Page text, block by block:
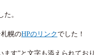
。
幌のHPのリンク でした！
す”と文字も添えられており